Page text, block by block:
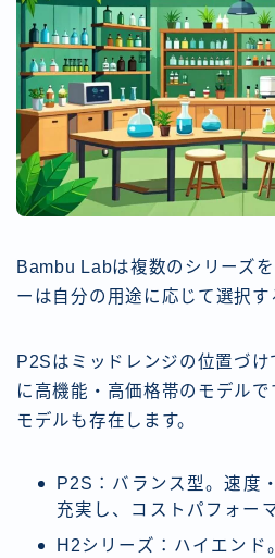
Bambu Labは複数のシリーズ
ーは自分の用途に応じて選択す
P2Sはミッドレンジの位置づ
に高機能・高価格帯のモデル
モデルも存在します。
P2S：バランス型。速度
充実し、コストパフォー
H2シリーズ：ハイエンド